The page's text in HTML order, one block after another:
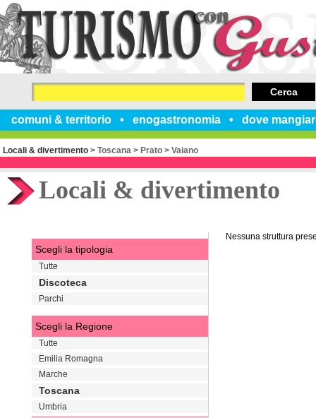
comuni & territorio enogastronomia dove
Cerca
Locali & divertimento > Toscana > Prato > Vaiano
Locali & divertimento
Nessuna struttura
Scegli la tipologia
Tutte
Discoteca
Parchi
Scegli la Regione
Tutte
Emilia Romagna
Marche
Toscana
Umbria